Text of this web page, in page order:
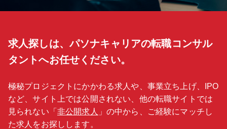
求人探しは、パソナキャリアの転職コンサル
タントへお任せください。
極秘プロジェクトにかかわる求人や、事業立ち上げ、IPO
など、サイト上では公開されない、他の転職サイトでは
見られない「 非公開求人 」の中から、ご経験にマッチし
た求人をお探しします。